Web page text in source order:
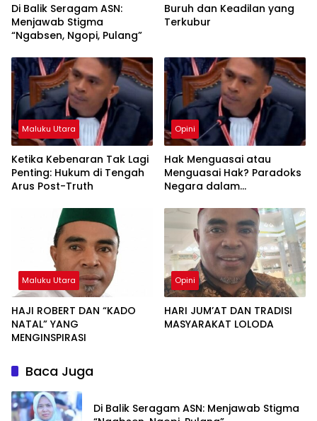
Di Balik Seragam ASN:
Menjawab Stigma
“Ngabsen, Ngopi, Pulang”
Buruh dan Keadilan yang
Terkubur
Maluku Utara
Ketika Kebenaran Tak Lagi
Penting: Hukum di Tengah
Arus Post-Truth
Opini
Hak Menguasai atau
Menguasai Hak? Paradoks
Negara dalam
Alam
Maluku Utara
HAJI ROBERT DAN “KADO
NATAL” YANG
MENGINSPIRASI
Opini
HARI JUM’AT DAN TRADISI
MASYARAKAT LOLODA
Baca Juga
Di Balik Seragam ASN: Menjawab Stigma